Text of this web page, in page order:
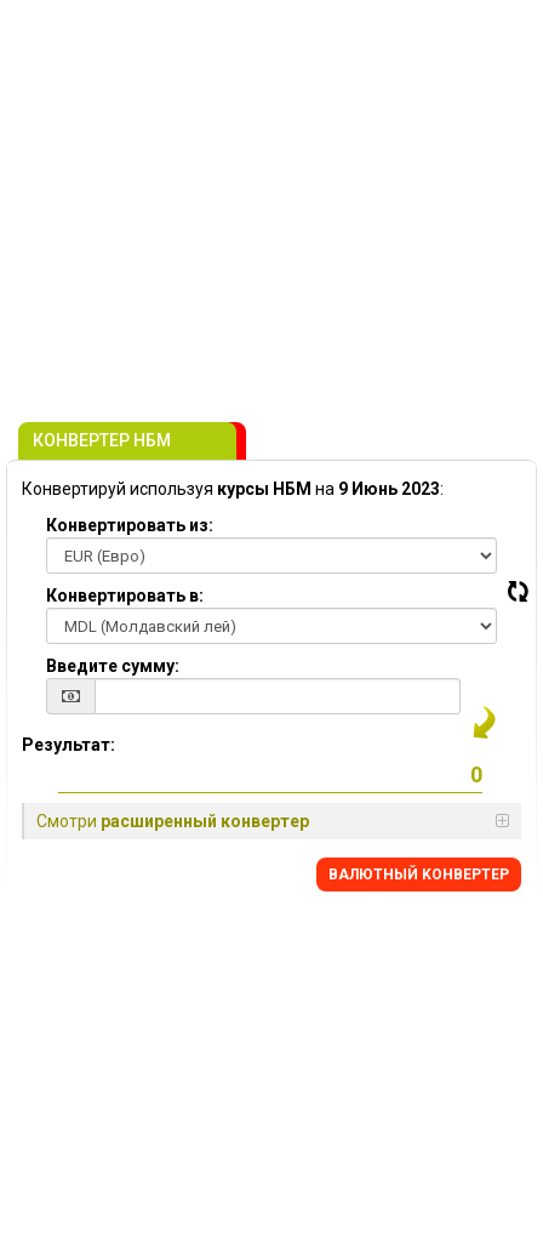
КОНВЕРТЕР НБМ
Конвертируй используя курсы НБМ на 9 Июнь 2023:
Конвертировать из:
Конвертировать в:
Введите сумму:
Результат:
Смотри расширенный конвертер
BАЛЮТНЫЙ KОНВЕРТЕР